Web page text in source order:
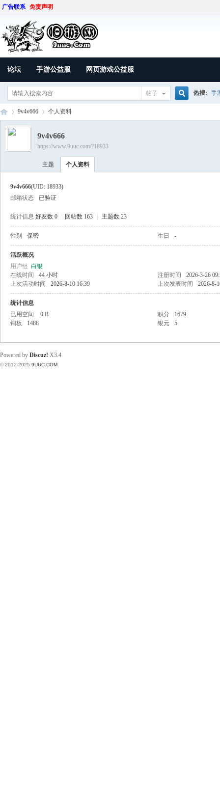
广告联系 免责声明
论坛 手游公益服 网页游戏公益服
帖子 热搜: 手
›
9v4v666 个人资料
9v4v666
https://www.9uuc.com/?18933
主题 个人资料
9v4v666(UID: 18933)
邮箱状态
已验证
统计信息 好友数 0 回帖数 163 主题数 23
性别 保密 生日 -
活跃概况
用户组 白银
在线时间
44 小时 注册时间
2026-3-26
上次活动时间
2026-8-10 16:39 上次发表时间 2026-8-
统计信息
已用空间
0 B 积分
1679
铜板
1488 银元 5
Powered by Discuz! X3.4
© 2012-2025 9UUC.COM